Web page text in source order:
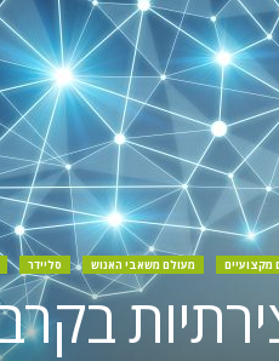
מקצועיים מעולם משאבי האנוש סליידר